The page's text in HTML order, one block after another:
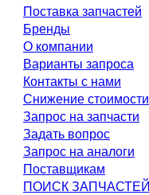
Поставка запчастей
Бренды
О компании
Варианты запроса
Контакты с нами
Снижение стоимости
Запрос на запчасти
Задать вопрос
Запрос на аналоги
Поставщикам
ПОИСК ЗАПЧАСТЕЙ